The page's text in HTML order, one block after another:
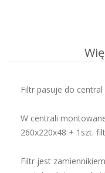
Filtr pasuje do central
W centrali
260x220x48 + 1szt.
Filtr jest